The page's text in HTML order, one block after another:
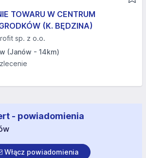
TOWARU W CENTRUM
(K. BĘDZINA)​
sp. z o.o.
(Janów - 14km)
- powiadomienia
Włącz powiadomienia